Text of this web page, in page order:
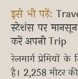
इसे भी पढ़ें:
स्टेशंस पर
करें अपनी Trip
रेलमार्ग
है। 2,258 मीटर